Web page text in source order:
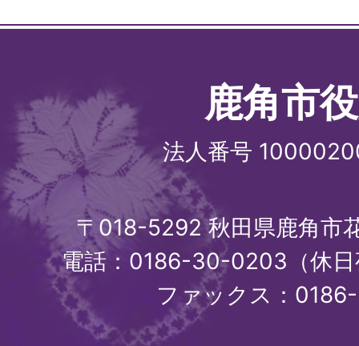
鹿角市
法人番号
〒018-5292 秋田県鹿角市
電話：0186-30-0203（休
ファックス：